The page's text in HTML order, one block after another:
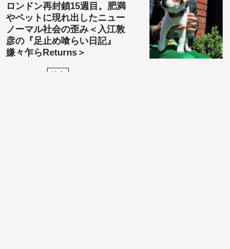
ロンドン再封鎖15週目。肥満
やペットに現れ出したニュー
ノーマル社会の歪み＜入江敦
彦の『足止め喰らい日記』
嫌々乍らReturns＞
社会